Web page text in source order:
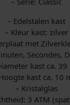
– Edelstalen kast
– Kleur kast: zilver
met
Secondes,
kast ca. 39
kast ca. 10
– Kristalglas
3 ATM